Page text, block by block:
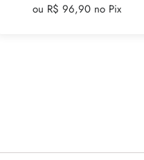
ou R$ 96,90 no Pix